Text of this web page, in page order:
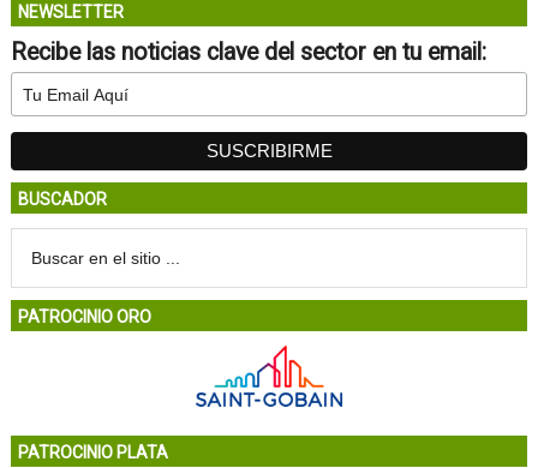
NEWSLETTER
Recibe las noticias clave del sector en tu email:
BUSCADOR
PATROCINIO ORO
PATROCINIO PLATA